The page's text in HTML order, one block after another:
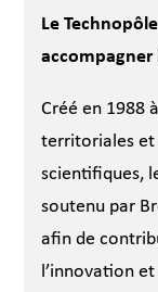
Le
accompagner
Créé en 1988
territoriales et
scientifiques,
soutenu par
afin de
l’innovation